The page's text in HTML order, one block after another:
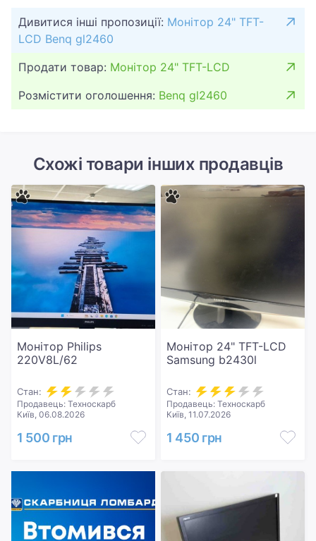
Дивитися інші пропозиції: Монітор 24" TFT-
LCD Benq gl2460
Продати товар: Монітор 24" TFT-LCD
Розмістити оголошення: Benq gl2460
Схожі товари інших продавців
Монітор Philips
220V8L/62
Стан:
Продавець: Техноскарб
Київ, 06.08.2026
1 500 грн
Монітор 24" TFT-LCD
Samsung b2430l
Стан:
Продавець: Техноскарб
Київ, 11.07.2026
1 450 грн